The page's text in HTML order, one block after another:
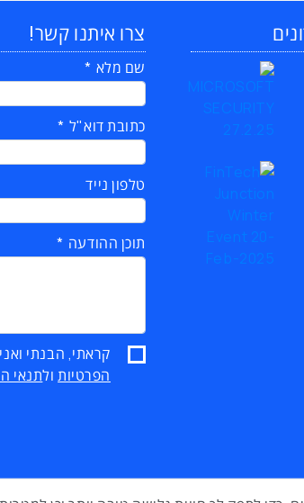
צרו איתנו קשר!
שם מלא
כתובת דוא"ל
טלפון נייד
תוכן ההודעה
קראתי, הבנתי
הפרטיותולתנאי